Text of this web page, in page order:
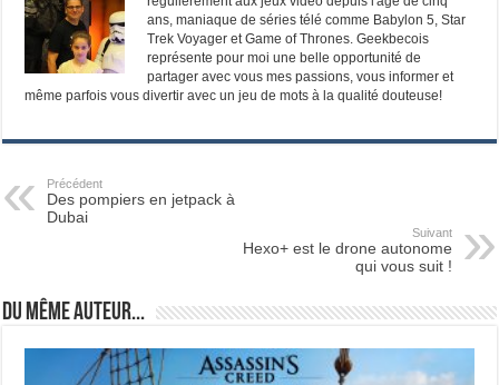
ans, maniaque de séries télé comme Babylon 5, Star
Trek Voyager et Game of Thrones. Geekbecois
représente pour moi une belle opportunité de
partager avec vous mes passions, vous informer et
même parfois vous divertir avec un jeu de mots à la qualité douteuse!
Précédent
Des pompiers en jetpack à
Dubai
Suivant
Hexo+ est le drone autonome
qui vous suit !
Du même auteur...